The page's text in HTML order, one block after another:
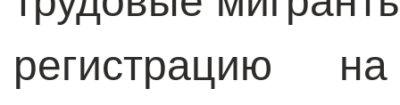
регистрацию